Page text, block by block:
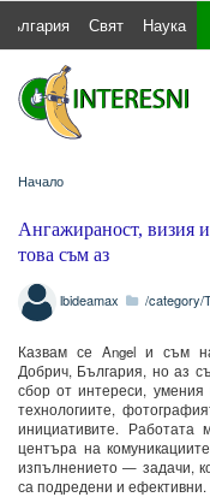
България Свят Наука
Начало
Ангажираност, визия
това съм аз
lbideamax /category/
Казвам се Angel и съм
Добрич, България, но аз
сбор от интереси,
технологиите,
инициативите.
центъра на
изпълнението — задачи,
са подредени и ефективни.